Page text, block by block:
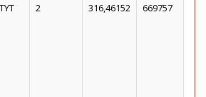
TYT 2 316,46152 669757